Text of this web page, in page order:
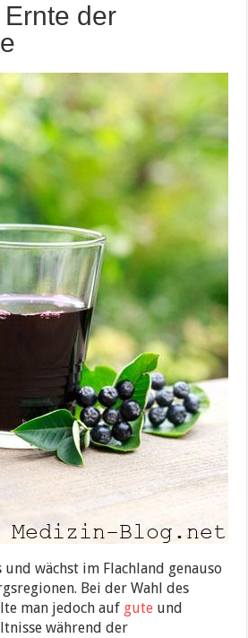
der
und wächst im Flachland genauso
Bei der Wahl des
man jedoch auf gute und
während der